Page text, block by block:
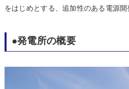
をはじめとする、追加性のある電源開
●発電所の概要